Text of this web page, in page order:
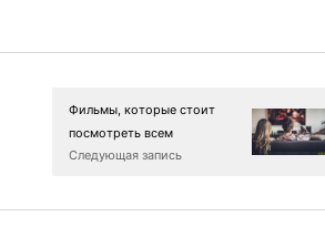
Фильмы, которые стоит
посмотреть всем
Следующая запись